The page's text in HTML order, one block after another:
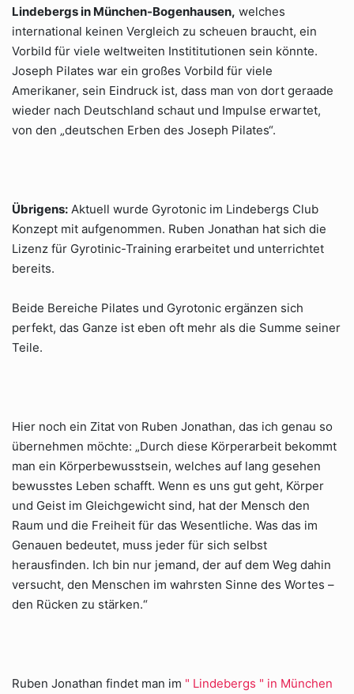
Lindebergs in München-Bogenhausen, welches
international keinen Vergleich zu scheuen braucht, ein
Vorbild für viele weltweiten Instititutionen sein könnte.
Joseph Pilates war ein großes Vorbild für viele
Amerikaner, sein Eindruck ist, dass man von dort geraade
wieder nach Deutschland schaut und Impulse erwartet,
von den „deutschen Erben des Joseph Pilates“.
Übrigens: Aktuell wurde Gyrotonic im Lindebergs Club
Konzept mit aufgenommen. Ruben Jonathan hat sich die
Lizenz für Gyrotinic-Training erarbeitet und unterrichtet
bereits.
Beide Bereiche Pilates und Gyrotonic ergänzen sich
perfekt, das Ganze ist eben oft mehr als die Summe seiner
Teile.
Hier noch ein Zitat von Ruben Jonathan, das ich genau so
übernehmen möchte: „Durch diese Körperarbeit bekommt
man ein Körperbewusstsein, welches auf lang gesehen
bewusstes Leben schafft. Wenn es uns gut geht, Körper
und Geist im Gleichgewicht sind, hat der Mensch den
Raum und die Freiheit für das Wesentliche. Was das im
Genauen bedeutet, muss jeder für sich selbst
herausfinden. Ich bin nur jemand, der auf dem Weg dahin
versucht, den Menschen im wahrsten Sinne des Wortes –
den Rücken zu stärken.“
Ruben Jonathan findet man im " Lindebergs " in München